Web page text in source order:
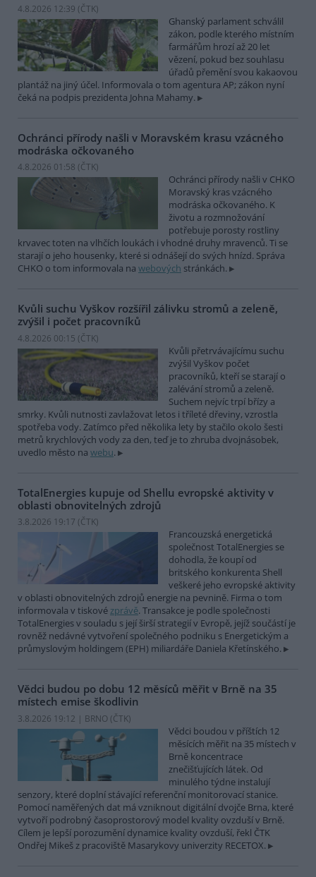
4.8.2026 12:39 (ČTK)
Ghanský parlament schválil
zákon, podle kterého místním
farmářům hrozí až 20 let
vězení, pokud bez souhlasu
úřadů přemění svou kakaovou
plantáž na jiný účel. Informovala o tom agentura AP; zákon nyní
čeká na podpis prezidenta Johna Mahamy.
Ochránci přírody našli v Moravském krasu vzácného
modráska očkovaného
4.8.2026 01:58 (ČTK)
Ochránci přírody našli v CHKO
Moravský kras vzácného
modráska očkovaného. K
životu a rozmnožování
potřebuje porosty rostliny
krvavec toten na vlhčích loukách i vhodné druhy mravenců. Ti se
starají o jeho housenky, které si odnášejí do svých hnízd. Správa
CHKO o tom informovala na webových stránkách.
Kvůli suchu Vyškov rozšířil zálivku stromů a zeleně,
zvýšil i počet pracovníků
4.8.2026 00:15 (ČTK)
Kvůli přetrvávajícímu suchu
zvýšil Vyškov počet
pracovníků, kteří se starají o
zalévání stromů a zeleně.
Suchem nejvíc trpí břízy a
smrky. Kvůli nutnosti zavlažovat letos i tříleté dřeviny, vzrostla
spotřeba vody. Zatímco před několika lety by stačilo okolo šesti
metrů krychlových vody za den, teď je to zhruba dvojnásobek,
uvedlo město na webu.
TotalEnergies kupuje od Shellu evropské aktivity v
oblasti obnovitelných zdrojů
3.8.2026 19:17 (ČTK)
Francouzská energetická
společnost TotalEnergies se
dohodla, že koupí od
britského konkurenta Shell
veškeré jeho evropské aktivity
v oblasti obnovitelných zdrojů energie na pevnině. Firma o tom
informovala v tiskovézprávě. Transakce je podle společnosti
TotalEnergies v souladu s její širší strategií v Evropě, jejíž součástí je
rovněž nedávné vytvoření společného podniku s Energetickým a
průmyslovým holdingem (EPH) miliardáře Daniela Křetínského.
Vědci budou po dobu 12 měsíců měřit v Brně na 35
místech emise škodlivin
3.8.2026 19:12 | BRNO (ČTK)
Vědci boudou v příštích 12
měsících měřit na 35 místech v
Brně koncentrace
znečišťujících látek. Od
minulého týdne instalují
senzory, které doplní stávající referenční monitorovací stanice.
Pomocí naměřených dat má vzniknout digitální dvojče Brna, které
vytvoří podrobný časoprostorový model kvality ovzduší v Brně.
Cílem je lepší porozumění dynamice kvality ovzduší, řekl ČTK
Ondřej Mikeš z pracoviště Masarykovy univerzity RECETOX.